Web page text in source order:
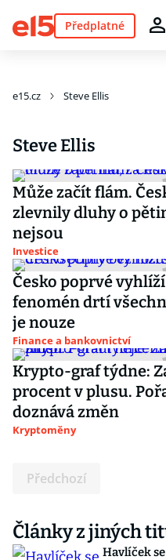
Předplatné
e15.cz Steve Ellis
Steve Ellis
Může začít flám.
zlevnily dluhy o
nejsou
Investice
Česko poprvé
fenomén drtí
je nouze
Finance a bankovnictví
Krypto-graf týdne:
procent v plusu.
doznává změn
Kryptoměny
Předchozí
Články z jiných
Havlíček